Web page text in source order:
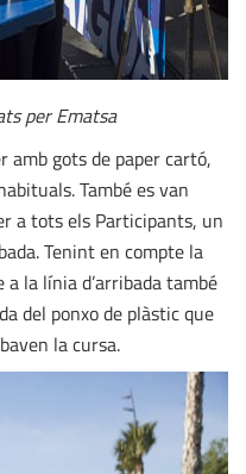
per Ematsa
amb gots de paper cartó,
També es van
a tots els Participants, un
Tenint en compte la
la línia d’arribada també
del ponxo de plàstic que
la cursa.